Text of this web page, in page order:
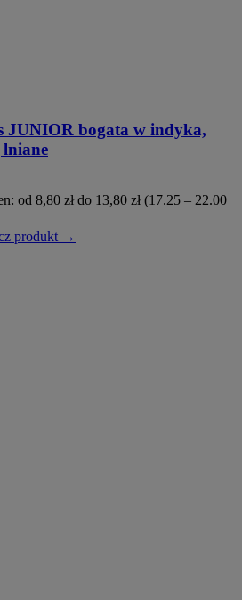
JUNIOR bogata w indyka,
lniane
od 8,80 zł do 13,80 zł (17.25 – 22.00
produkt →